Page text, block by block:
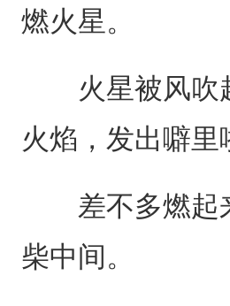
燃火星。
火星被风吹起
火焰，发出噼里
差不多燃起来
柴中间。